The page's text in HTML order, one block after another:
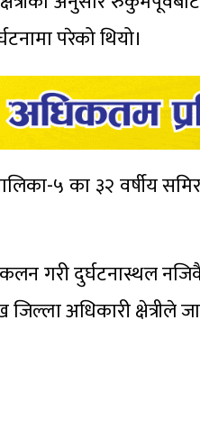
परेको थियो।
५ का ३२ वर्षीय
दुर्घटनास्थल नजिकै
अधिकारी क्षेत्रीले